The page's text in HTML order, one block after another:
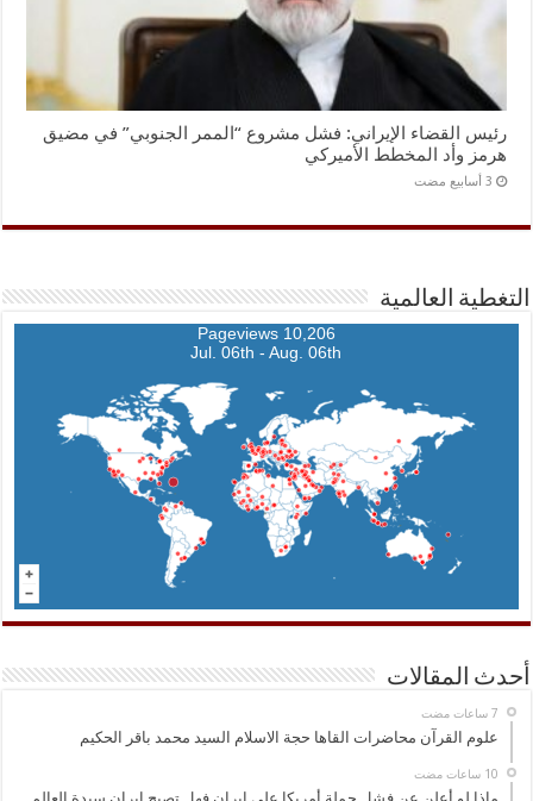
رئيس القضاء الإيراني: فشل مشروع “الممر الجنوبي” في مضيق
هرمز وأد المخطط الأميركي
التغطية العالمية
10,206 Pageviews
Jul. 06th - Aug. 06th
أحدث المقالات
علوم القرآن محاضرات القاها حجة الاسلام السيد محمد باقر الحكيم